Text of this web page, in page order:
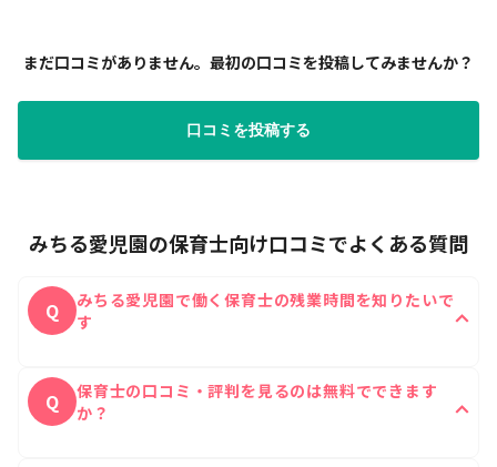
まだ口コミがありません。最初の口コミを投稿してみませんか？
口コミを投稿する
みちる愛児園の保育士向け口コミでよくある質問
Q
みちる愛児園で働く保育士の残業時間を知りたいで
す
A
時間は1日あたり0時間です。
Q
保育士の口コミ・評判を見るのは無料でできます
か？